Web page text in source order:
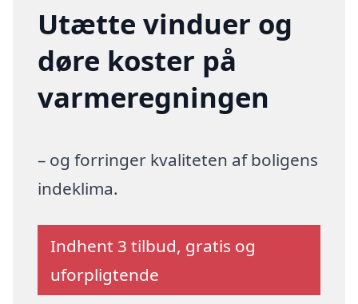
Utætte vinduer og
døre koster på
varmeregningen
– og forringer kvaliteten af boligens
indeklima.
Indhent 3 tilbud, gratis og
uforpligtende